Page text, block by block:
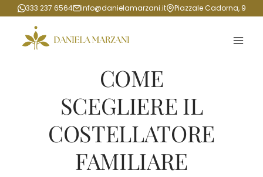
Salta
contenuto
333 237 6564 info@danielamarzani.it Piazzale Cadorna, 9
COME
SCEGLIERE IL
COSTELLATORE
FAMILIARE